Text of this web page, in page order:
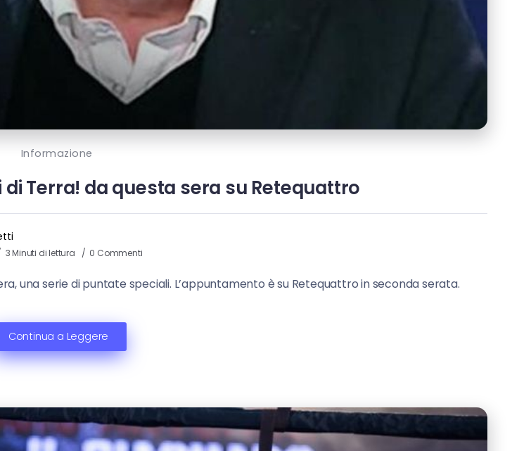
Informazione
Terra! da questa sera su Retequattro
3 Minuti di lettura 0 Commenti
una serie di puntate speciali. L’appuntamento è su Retequattro in seconda serata.
Continua a Leggere